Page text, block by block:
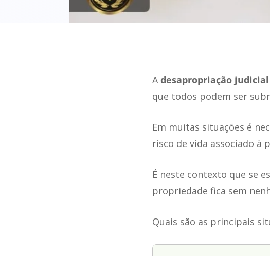
A desapropriação judicial
que todos podem ser
Em muitas situações é
risco de vida associado à
É neste contexto que se
propriedade fica sem
Quais são as principais